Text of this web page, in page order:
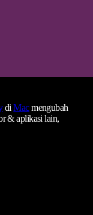
diMacmengubah
& aplikasi lain,